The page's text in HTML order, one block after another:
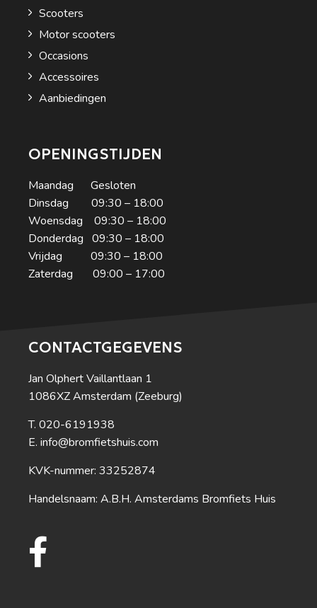
Scooters
Motor scooters
Occasions
Accessoires
Aanbiedingen
OPENINGSTIJDEN
Maandag Gesloten
Dinsdag 09:30 – 18:00
Woensdag 09:30 – 18:00
Donderdag 09:30 – 18:00
Vrijdag 09:30 – 18:00
Zaterdag 09:00 – 17:00
CONTACTGEGEVENS
Jan Olphert Vaillantlaan 1
1086XZ Amsterdam (Zeeburg)
020-6191938
info@bromfietshuis.com
KVK-nummer: 33252874
Handelsnaam: A.B.H. Amsterdams Bromfiets Huis